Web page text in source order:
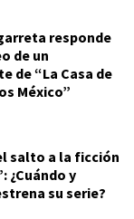
responde
de un
de “La Casa de
México”
salto a la ficción
¿Cuándo y
su serie?